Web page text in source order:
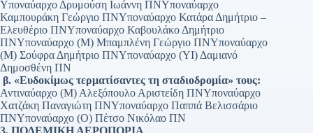
Υποναύαρχο Δρυμούση Ιωάννη ΠΝΥποναύαρχο
Καμπουράκη Γεώργιο ΠΝΥποναύαρχο Κατάρα Δημήτριο –
Ελευθέριο ΠΝΥποναύαρχο Καβουλάκο Δημήτριο
ΠΝΥποναύαρχο (Μ) Μπαμπλένη Γεώργιο ΠΝΥποναύαρχο
(Μ) Σούφρα Δημήτριο ΠΝΥποναύαρχο (ΥΙ) Δαμιανό
Δημοσθένη ΠΝ
β. «Ευδοκίμως τερματίσαντες τη σταδιοδρομία» τους:
Αντιναύαρχο (Μ) Αλεξόπουλο Αριστείδη ΠΝΥποναύαρχο
Χατζάκη Παναγιώτη ΠΝΥποναύαρχο Παππά Βελισσάριο
ΠΝΥποναύαρχο (Ο) Πέτσο Νικόλαο ΠΝ
3. ΠΟΛΕΜΙΚΗ ΑΕΡΟΠΟΡΙΑ